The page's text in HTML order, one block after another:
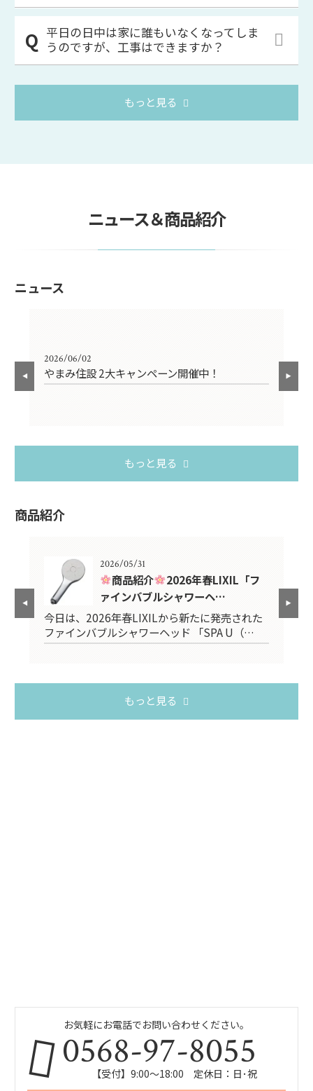
平日の日中は家に誰もいなくなってしま
うのですが、工事はできますか？
もっと見る
ニュース＆商品紹介
ニュース
2026/06/02
やまみ住設 2大キャンペーン開催中！
もっと見る
商品紹介
2026/05/31
商品紹介
2026年春LIXIL「フ
ァインバブルシャワーヘ…
今日は、2026年春LIXILから新たに発売された
ファインバブルシャワーヘッド 「SPA U（…
もっと見る
お気軽にお電話でお問い合わせください。
0568-97-8055
【受付】9:00～18:00 定休日：日･祝